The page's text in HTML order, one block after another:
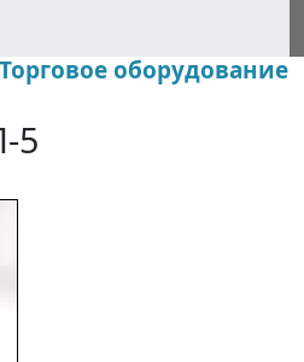
Торговое оборудование
5